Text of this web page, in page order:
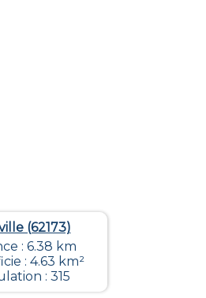
(62173)
: 6.38 km
: 4.63 km²
: 315